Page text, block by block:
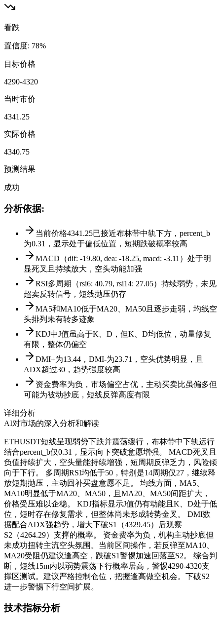
看跌
置信度: 78%
目标价格
4290-4320
当时市价
4341.25
实际价格
4340.75
预测结果
成功
分析依据:
当前价格4341.25已接近布林带中轨下方，percent_b
为0.31，显示处于偏低位置，短期跌破概率较高
MACD（dif: -19.80, dea: -18.25, macd: -3.11）处于明
显死叉且持续放大，空头动能加强
RSI多周期（rsi6: 40.79, rsi14: 27.05）持续弱势，未见
超卖反转信号，短线抛压仍存
MA5和MA10低于MA20、MA50且逐步走弱，均线空
头排列未有转多迹象
KDJ中J值虽高于K、D，但K、D均低位，动量修复
有限，整体仍偏空
DMI+为13.44，DMI-为23.71，空头优势明显，且
ADX超过30，趋势强度较高
资金费率为负，市场偏空占优，主动买卖比虽偏多但
可能为被动抄底，短线反弹高度有限
详细分析
AI对市场的深入分析和解读
ETHUSDT短线呈现弱势下跌并震荡缓行，布林带中下轨运行
结合percent_b仅0.31，显示向下突破意愿增强。 MACD死叉且
负值持续扩大，空头量能持续增强，短周期反弹乏力，风险倾
向于下行。 多周期RSI均低于50，特别是14周期仅27，继续释
放短期抛压，主动回补买盘意愿不足。 均线方面，MA5、
MA10明显低于MA20、MA50，且MA20、MA50间距扩大，
价格受压难以企稳。 KDJ指标显示J值仍有动能且K、D处于低
位，短时存在修复需求，但整体尚未形成转势金叉。 DMI数
据配合ADX强趋势，增大下破S1（4329.45）后观察
S2（4264.29）支撑的概率。 资金费率为负，机构主动抄底但
未成功扭转主流空头氛围。当前区间操作，若反弹至MA10、
MA20受阻仍建议逢高空，跌破S1警惕加速回落至S2。 综合判
断，短线15m内以弱势震荡下行概率居高，警惕4290-4320支
撑区测试。建议严格控制仓位，把握逢高做空机会。下破S2
进一步警惕下行空间扩展。
技术指标分析